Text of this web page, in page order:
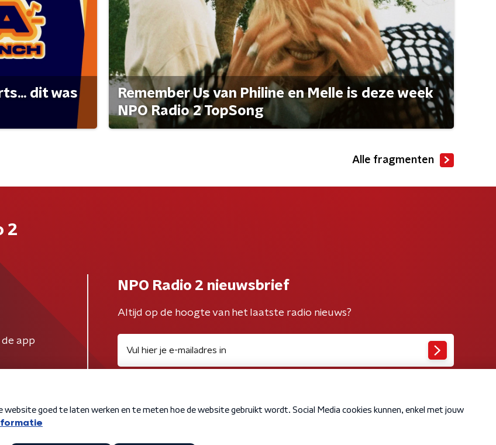
dit was
Remember Us van Philine en Melle is deze week
NPO Radio 2 TopSong
Alle fragmenten
2
app
NPO Radio 2 nieuwsbrief
Altijd op de hoogte van het laatste radio nieuws?